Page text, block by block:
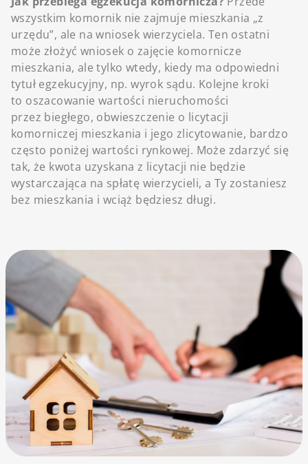
wszystkim komornik nie zajmuje mieszkania „z
urzędu”, ale na wniosek wierzyciela. Ten ostatni
może złożyć wniosek o zajęcie komornicze
mieszkania, ale tylko wtedy, kiedy ma odpowiedni
tytuł egzekucyjny, np. wyrok sądu. Kolejne kroki
to oszacowanie wartości nieruchomości
przez biegłego, obwieszczenie o licytacji
komorniczej mieszkania i jego zlicytowanie, bardzo
często poniżej wartości rynkowej. Może zdarzyć się
tak, że kwota uzyskana z licytacji nie będzie
wystarczająca na spłatę wierzycieli, a Ty zostaniesz
bez mieszkania i wciąż będziesz długi.